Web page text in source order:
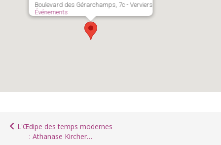
Boulevard des Gérarchamps, 7c - Verviers
Événements
L'Œdipe des temps modernes
: Athanase Kircher…